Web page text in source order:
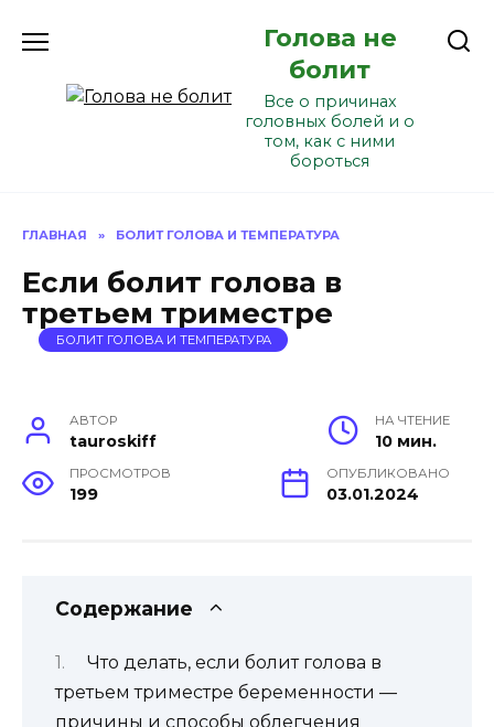
Голова не
болит
Все о причинах
головных болей и о
том, как с ними
бороться
ГЛАВНАЯ » БОЛИТ ГОЛОВА И ТЕМПЕРАТУРА
Если болит голова в
третьем триместре
БОЛИТ ГОЛОВА И ТЕМПЕРАТУРА
АВТОР
tauroskiff
НА ЧТЕНИЕ
10 мин.
ПРОСМОТРОВ
199
ОПУБЛИКОВАНО
03.01.2024
Содержание
Что делать, если болит голова в
третьем триместре беременности —
причины и способы облегчения